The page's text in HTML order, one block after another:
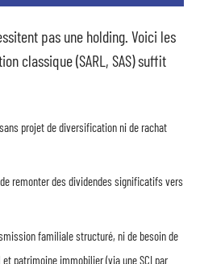
pas une holding. Voici les
classique (SARL, SAS) suffit
projet de diversification ni de rachat
remonter des dividendes significatifs vers
familiale structuré, ni de besoin de
patrimoine immobilier (via une SCI par